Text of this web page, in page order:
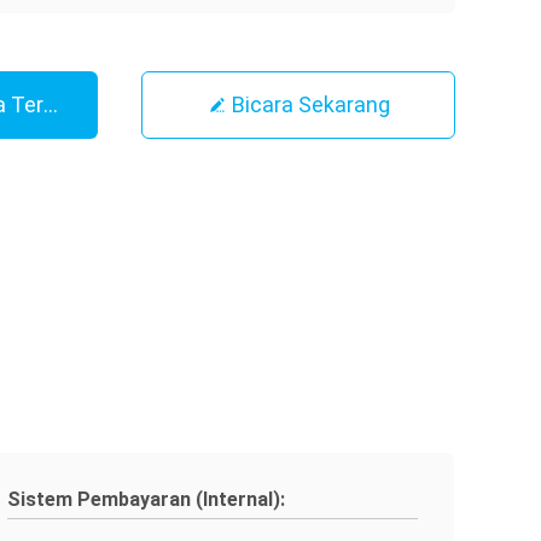
Bicara Sekarang
Sistem Pembayaran (Internal):